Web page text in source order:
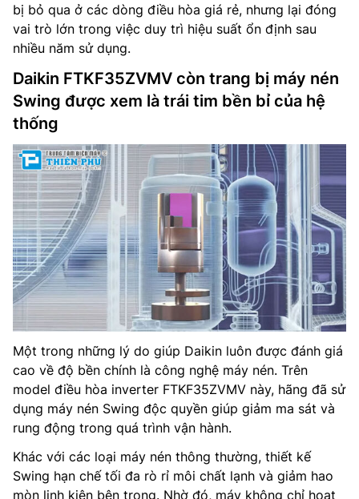
bị bỏ qua ở các dòng điều hòa giá rẻ, nhưng lại đóng
vai trò lớn trong việc duy trì hiệu suất ổn định sau
nhiều năm sử dụng.
Daikin FTKF35ZVMV còn trang bị máy nén
Swing được xem là trái tim bền bỉ của hệ
thống
Một trong những lý do giúp Daikin luôn được đánh giá
cao về độ bền chính là công nghệ máy nén. Trên
model điều hòa inverter FTKF35ZVMV này, hãng đã sử
dụng máy nén Swing độc quyền giúp giảm ma sát và
rung động trong quá trình vận hành.
Khác với các loại máy nén thông thường, thiết kế
Swing hạn chế tối đa rò rỉ môi chất lạnh và giảm hao
mòn linh kiện bên trong. Nhờ đó, máy không chỉ hoạt